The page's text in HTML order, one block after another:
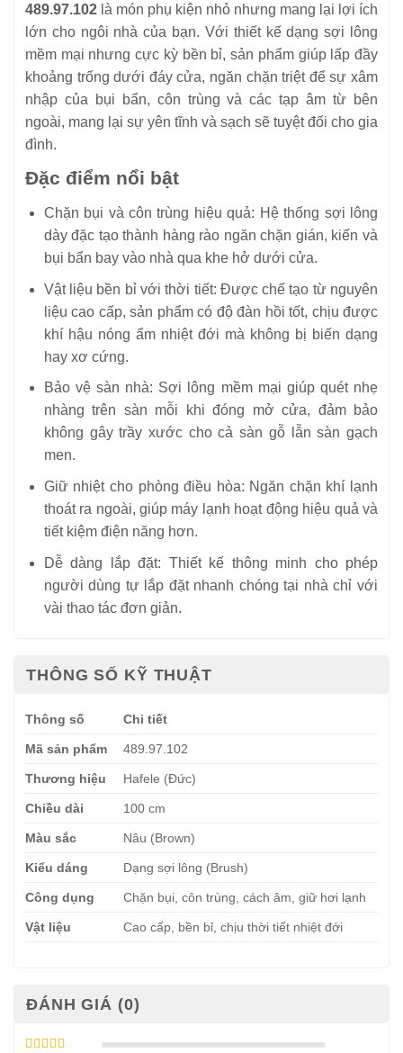
489.97.102 là món phụ kiện nhỏ nhưng mang lại lợi ích
lớn cho ngôi nhà của bạn. Với thiết kế dạng sợi lông
mềm mại nhưng cực kỳ bền bỉ, sản phẩm giúp lấp đầy
khoảng trống dưới đáy cửa, ngăn chặn triệt để sự xâm
nhập của bụi bẩn, côn trùng và các tạp âm từ bên
ngoài, mang lại sự yên tĩnh và sạch sẽ tuyệt đối cho gia
đình.
Đặc điểm nổi bật
Chặn bụi và côn trùng hiệu quả: Hệ thống sợi lông
dày đặc tạo thành hàng rào ngăn chặn gián, kiến và
bụi bẩn bay vào nhà qua khe hở dưới cửa.
Vật liệu bền bỉ với thời tiết: Được chế tạo từ nguyên
liệu cao cấp, sản phẩm có độ đàn hồi tốt, chịu được
khí hậu nóng ẩm nhiệt đới mà không bị biến dạng
hay xơ cứng.
Bảo vệ sàn nhà: Sợi lông mềm mại giúp quét nhẹ
nhàng trên sàn mỗi khi đóng mở cửa, đảm bảo
không gây trầy xước cho cả sàn gỗ lẫn sàn gạch
men.
Giữ nhiệt cho phòng điều hòa: Ngăn chặn khí lạnh
thoát ra ngoài, giúp máy lạnh hoạt động hiệu quả và
tiết kiệm điện năng hơn.
Dễ dàng lắp đặt: Thiết kế thông minh cho phép
người dùng tự lắp đặt nhanh chóng tại nhà chỉ với
vài thao tác đơn giản.
THÔNG SỐ KỸ THUẬT
Thông số Chi tiết
Mã sản phẩm 489.97.102
Thương hiệu Hafele (Đức)
Chiều dài 100 cm
Màu sắc Nâu (Brown)
Kiểu dáng Dạng sợi lông (Brush)
Công dụng Chặn bụi, côn trùng, cách âm, giữ hơi lạnh
Vật liệu Cao cấp, bền bỉ, chịu thời tiết nhiệt đới
ĐÁNH GIÁ (0)